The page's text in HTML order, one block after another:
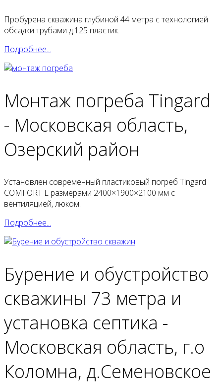
Пробурена скважина глубиной 44 метра с технологией
обсадки трубами д.125 пластик.
Подробнее...
Монтаж погреба Tingard
- Московская область,
Озерский район
Установлен современный пластиковый погреб Tingard
COMFORT L размерами 2400×1900×2100 мм с
вентиляцией, люком.
Подробнее...
Бурение и обустройство
скважины 73 метра и
установка септика -
Московская область, г.о
Коломна, д.Семеновское